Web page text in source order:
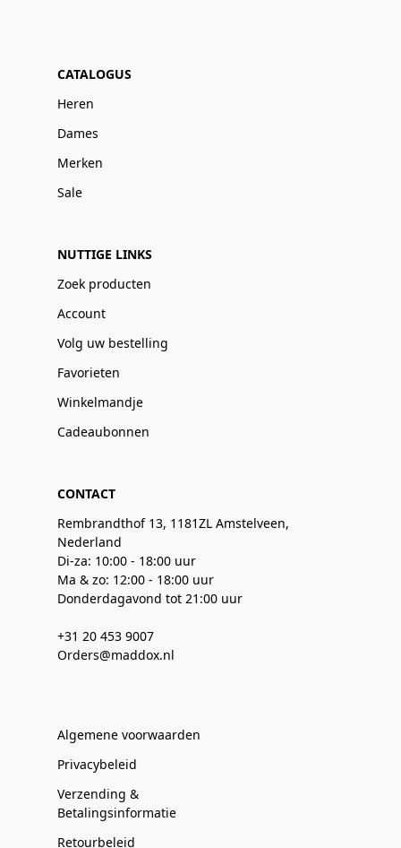
CATALOGUS
Heren
Dames
Merken
Sale
NUTTIGE LINKS
Zoek producten
Account
Volg uw bestelling
Favorieten
Winkelmandje
Cadeaubonnen
CONTACT
Rembrandthof 13, 1181ZL Amstelveen,
Nederland
Di-za: 10:00 - 18:00 uur
Ma & zo: 12:00 - 18:00 uur
Donderdagavond tot 21:00 uur
+31 20 453 9007
Orders@maddox.nl
Algemene voorwaarden
Privacybeleid
Verzending &
Betalingsinformatie
Retourbeleid